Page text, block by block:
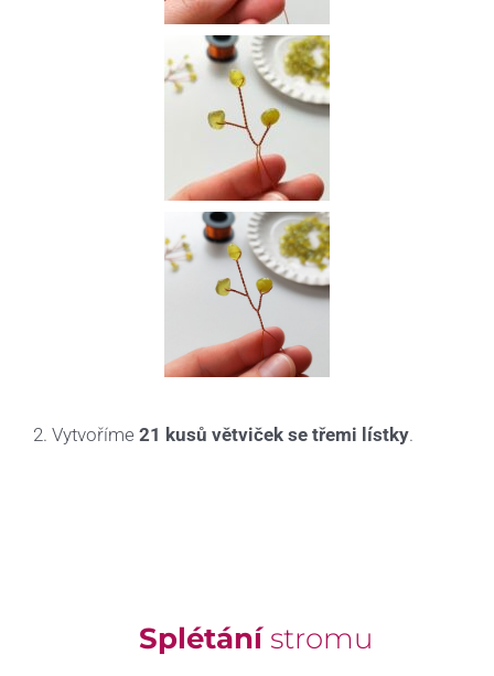
2. Vytvoříme 21 kusů větviček se třemi lístky.
Splétání stromu